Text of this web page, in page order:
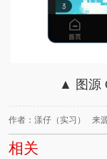
▲ 图源
作者：漾仔（实习） 来
相关